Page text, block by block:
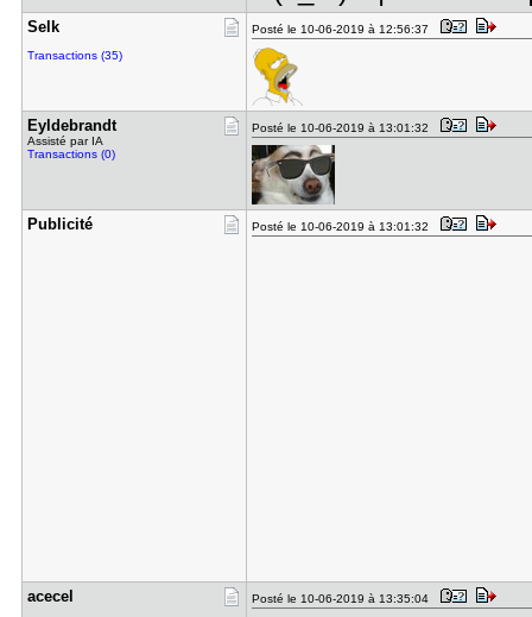
Selk
Transactions (35)
Posté le 10-06-2019 à 12:56:37
Eyldebrand​t
Assisté par IA
Transactions (0)
Posté le 10-06-2019 à 13:01:32
Publicité Posté le 10-06-2019 à 13:01:32
acecel Posté le 10-06-2019 à 13:35:04